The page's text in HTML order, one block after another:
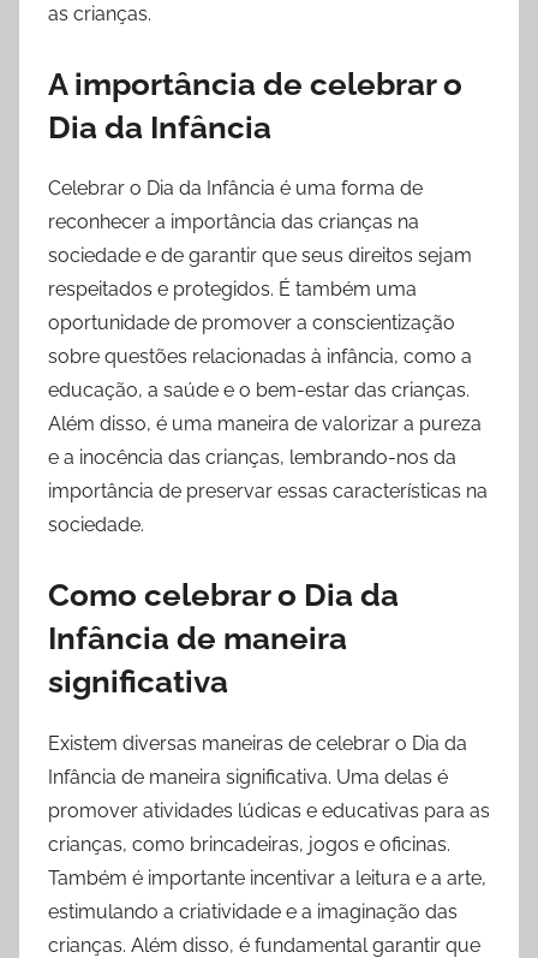
as crianças.
A importância de celebrar o
Dia da Infância
Celebrar o Dia da Infância é uma forma de
reconhecer a importância das crianças na
sociedade e de garantir que seus direitos sejam
respeitados e protegidos. É também uma
oportunidade de promover a conscientização
sobre questões relacionadas à infância, como a
educação, a saúde e o bem-estar das crianças.
Além disso, é uma maneira de valorizar a pureza
e a inocência das crianças, lembrando-nos da
importância de preservar essas características na
sociedade.
Como celebrar o Dia da
Infância de maneira
significativa
Existem diversas maneiras de celebrar o Dia da
Infância de maneira significativa. Uma delas é
promover atividades lúdicas e educativas para as
crianças, como brincadeiras, jogos e oficinas.
Também é importante incentivar a leitura e a arte,
estimulando a criatividade e a imaginação das
crianças. Além disso, é fundamental garantir que